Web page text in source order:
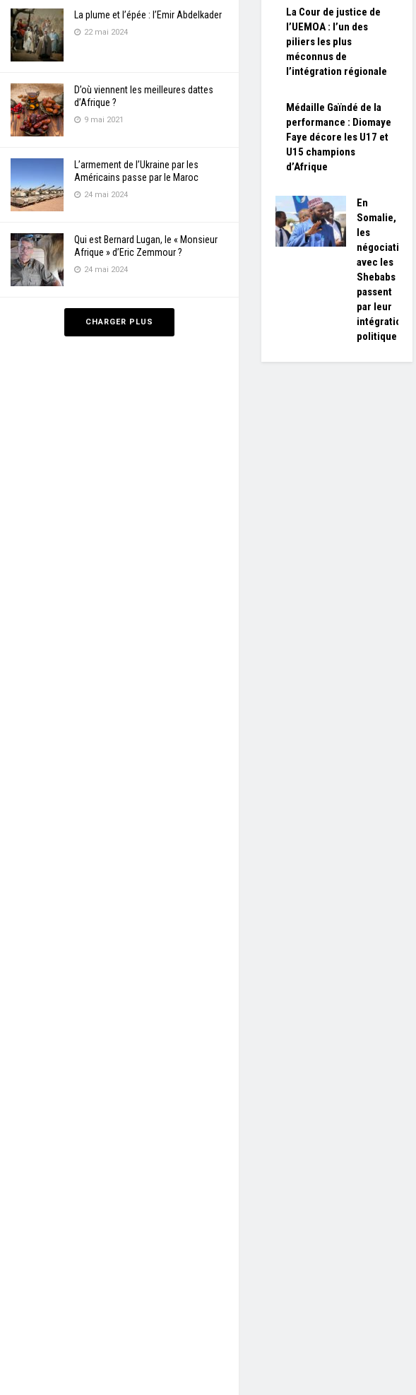
La plume et l’épée : l’Emir Abdelkader
22 mai 2024
D’où viennent les meilleures dattes
d’Afrique ?
9 mai 2021
L’armement de l’Ukraine par les
Américains passe par le Maroc
24 mai 2024
Qui est Bernard Lugan, le « Monsieur
Afrique » d’Eric Zemmour ?
24 mai 2024
CHARGER PLUS
La Cour de justice de
l’UEMOA : l’un des
piliers les plus
méconnus de
l’intégration régionale
Médaille Gaïndé de la
performance : Diomaye
Faye décore les U17 et
U15 champions
d’Afrique
En
Somalie,
les
négociations
avec les
Shebabs
passent
par leur
intégration
politique